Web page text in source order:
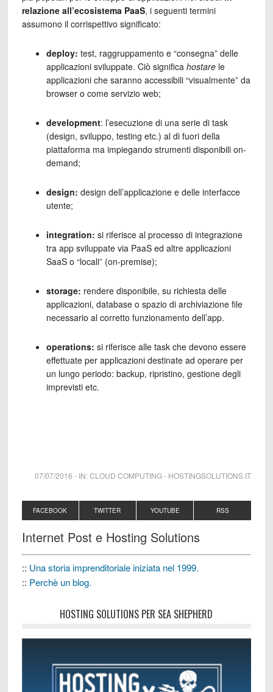
relazione all’ecosistema PaaS, i seguenti termini
assumono il corrispettivo significato:
deploy: test, raggruppamento e “consegna” delle
applicazioni sviluppate. Ciò significa hostarele
applicazioni che saranno accessibili “visualmente” da
browser o come servizio web;
development: l’esecuzione di una serie di task
(design, sviluppo, testing etc.) al di fuori della
piattaforma ma impiegando strumenti disponibili on-
demand;
design: design dell’applicazione e delle interfacce
utente;
integration: si riferisce al processo di integrazione
tra app sviluppate via PaaS ed altre applicazioni
SaaS o “locali” (on-premise);
storage: rendere disponibile, su richiesta delle
applicazioni, database o spazio di archiviazione file
necessario al corretto funzionamento dell’app.
operations: si riferisce alle task che devono essere
effettuate per applicazioni destinate ad operare per
un lungo periodo: backup, ripristino, gestione degli
imprevisti etc.
07/07/2016 - IN:CLOUD COMPUTING- HOSTINGSOLUTIONS.IT
FACEBOOK TWITTER YOUTUBE RSS
Internet Post e Hosting Solutions
:: Una storia imprenditoriale iniziata nel 1999.
:: Perchè un blog.
HOSTING SOLUTIONS PER SEA SHEPHERD